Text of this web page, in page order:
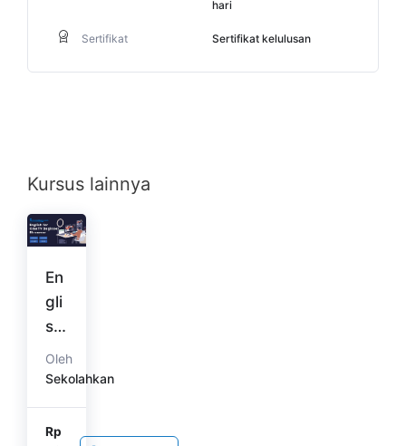
hari
Sertifikat Sertifikat kelulusan
Kursus lainnya
En
gli
sh
for
O
TV
Oleh
Sekolahkan
Rp